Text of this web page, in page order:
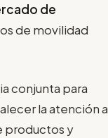
de
de movilidad
conjunta para
la atención a
productos y